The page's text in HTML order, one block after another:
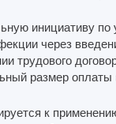
инициативу
через
трудового
размер оплаты
к